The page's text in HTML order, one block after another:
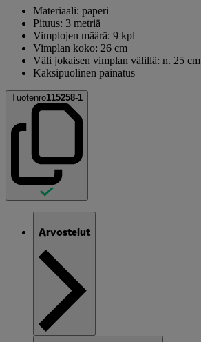
Materiaali: paperi
Pituus: 3 metriä
Vimplojen määrä: 9 kpl
Vimplan koko: 26 cm
Väli jokaisen vimplan välillä: n. 25 cm
Kaksipuolinen painatus
Tuotenro115258-1
Arvostelut